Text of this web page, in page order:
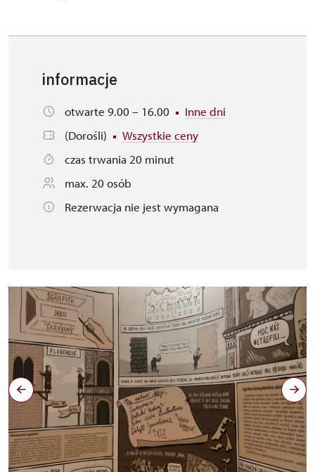
informacje
otwarte 9.00 – 16.00
Inne dni
(Dorośli)
Wszystkie ceny
czas trwania 20 minut
max. 20 osób
Rezerwacja nie jest wymagana